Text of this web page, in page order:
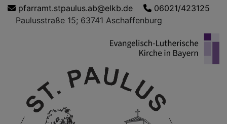
Direktpfarramt.stpaulus.ab@elkb.de
06021/423125
Paulusstraße 15; 63741 Aschaffenburg